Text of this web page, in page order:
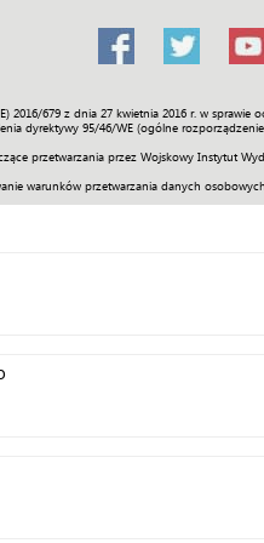
2016/679 z dnia 27 kwietnia 2016 r. w
dyrektywy 95/46/WE (ogólne
przetwarzania przez Wojskowy Instytut
warunków przetwarzania danych
Społeczność Sport Historia